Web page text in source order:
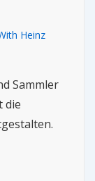
Heinz
Sammler
die